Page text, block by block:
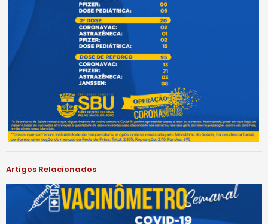
Artigos Relacionados